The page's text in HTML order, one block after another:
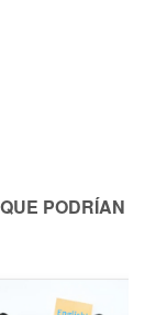
PODRÍAN